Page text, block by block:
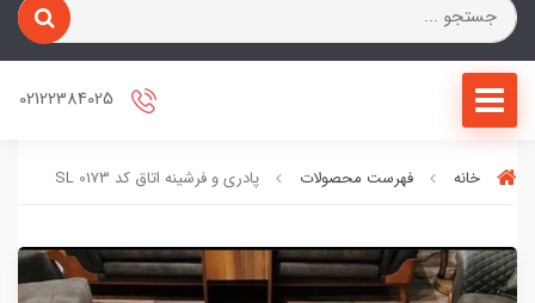
خانه فهرست محصولات پادری و فرشینه اتاق کد SL 0173